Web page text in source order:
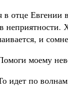
в отце Евгении
неприятности.
и
моему
идет по